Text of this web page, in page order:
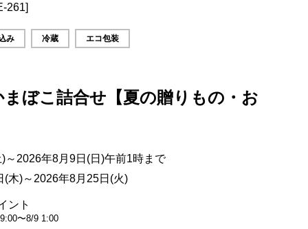
261]
み 冷蔵 エコ包装
ぼこ詰合せ【夏の贈りもの・お
～2026年8月9日(日)午前1時まで
木)～2026年8月25日(火)
ント
〜8/9 1:00